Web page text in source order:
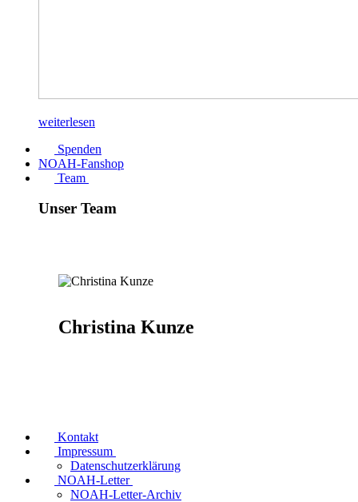
weiterlesen
Spenden
NOAH-Fanshop
Team
Unser Team
Christina Kunze
Kontakt
Impressum
Datenschutzerklärung
NOAH-Letter
NOAH-Letter-Archiv